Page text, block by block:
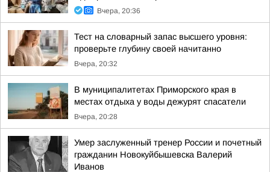
Вчера, 20:36
Тест на словарный запас высшего уровня:
проверьте глубину своей начитанно
Вчера, 20:32
В муниципалитетах Приморского края в
местах отдыха у воды дежурят спасатели
Вчера, 20:28
Умер заслуженный тренер России и почетный
гражданин Новокуйбышевска Валерий
Иванов